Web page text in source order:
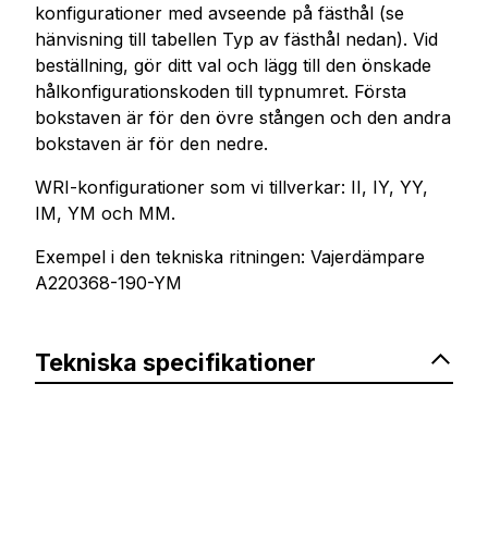
konfigurationer med avseende på fästhål (se
hänvisning till tabellen Typ av fästhål nedan). Vid
beställning, gör ditt val och lägg till den önskade
hålkonfigurationskoden till typnumret. Första
bokstaven är för den övre stången och den andra
bokstaven är för den nedre.
WRI-konfigurationer som vi tillverkar: II, IY, YY,
IM, YM och MM.
Exempel i den tekniska ritningen: Vajerdämpare
A220368-190-YM
Tekniska specifikationer